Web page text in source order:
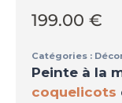
199.00 €
Catégories :
Peinte à la
coquelicots